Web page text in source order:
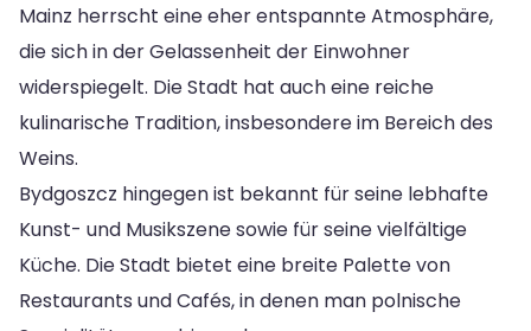
Mainz herrscht eine eher entspannte Atmosphäre,
die sich in der Gelassenheit der Einwohner
widerspiegelt. Die Stadt hat auch eine reiche
kulinarische Tradition, insbesondere im Bereich des
Weins.
Bydgoszcz hingegen ist bekannt für seine lebhafte
Kunst- und Musikszene sowie für seine vielfältige
Küche. Die Stadt bietet eine breite Palette von
Restaurants und Cafés, in denen man polnische